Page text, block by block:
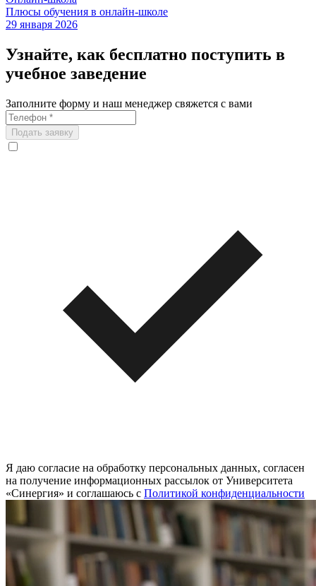
Плюсы обучения в онлайн-школе
29 января 2026
Узнайте, как бесплатно поступить в
учебное заведение
Заполните форму и наш менеджер свяжется с вами
Подать заявку
Я даю согласие на обработку персональных данных, согласен
на получение информационных рассылок от Университета
«Синергия» и соглашаюсь c Политикой конфиденциальности